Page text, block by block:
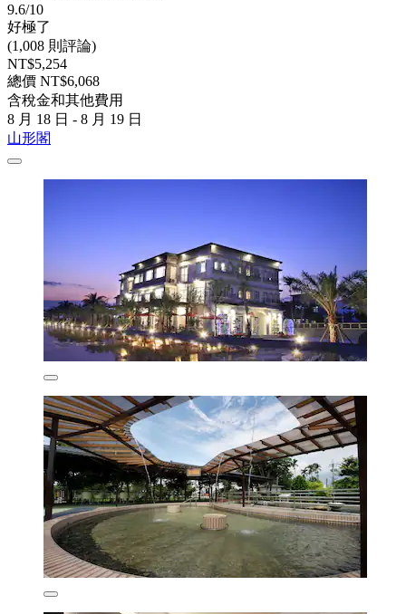
9.6/10
好極了
(1,008 則評論)
NT$5,254
總價 NT$6,068
含稅金和其他費用
8 月 18 日 - 8 月 19 日
山形閣